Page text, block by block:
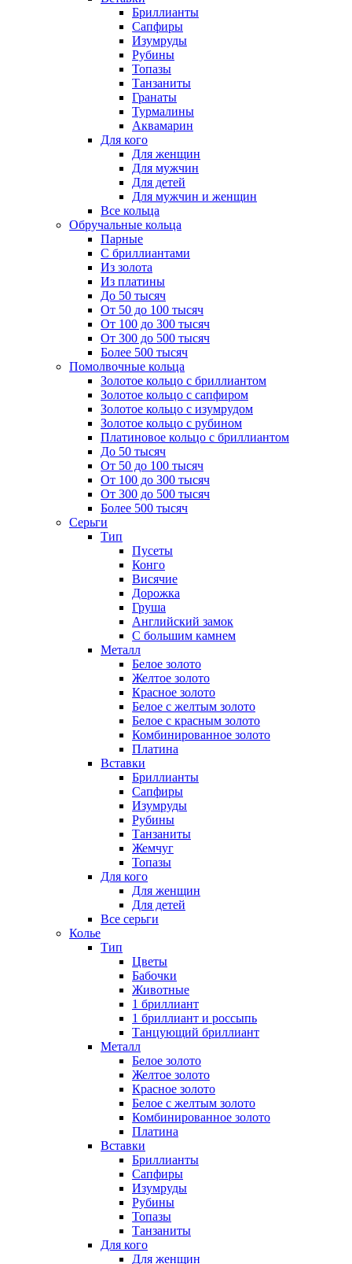
Бриллианты
Сапфиры
Изумруды
Рубины
Топазы
Танзаниты
Гранаты
Турмалины
Аквамарин
Для кого
Для женщин
Для мужчин
Для детей
Для мужчин и женщин
Все кольца
Обручальные кольца
Парные
С бриллиантами
Из золота
Из платины
До 50 тысяч
От 50 до 100 тысяч
От 100 до 300 тысяч
От 300 до 500 тысяч
Более 500 тысяч
Помолвочные кольца
Золотое кольцо с бриллиантом
Золотое кольцо с сапфиром
Золотое кольцо с изумрудом
Золотое кольцо с рубином
Платиновое кольцо с бриллиантом
До 50 тысяч
От 50 до 100 тысяч
От 100 до 300 тысяч
От 300 до 500 тысяч
Более 500 тысяч
Серьги
Тип
Пусеты
Конго
Висячие
Дорожка
Груша
Английский замок
С большим камнем
Металл
Белое золото
Желтое золото
Красное золото
Белое с желтым золото
Белое с красным золото
Комбинированное золото
Платина
Вставки
Бриллианты
Сапфиры
Изумруды
Рубины
Танзаниты
Жемчуг
Топазы
Для кого
Для женщин
Для детей
Все серьги
Колье
Тип
Цветы
Бабочки
Животные
1 бриллиант
1 бриллиант и россыпь
Танцующий бриллиант
Металл
Белое золото
Желтое золото
Красное золото
Белое с желтым золото
Комбинированное золото
Платина
Вставки
Бриллианты
Сапфиры
Изумруды
Рубины
Топазы
Танзаниты
Для кого
Для женщин